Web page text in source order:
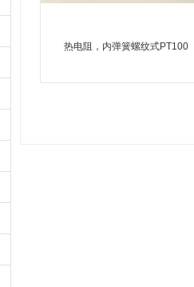
热电阻，内弹簧螺纹式PT100